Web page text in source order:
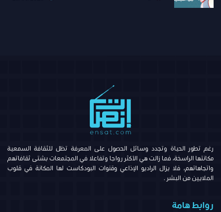
رغم تطور الحياة وتجدد وسائل الحصول على المعرفة تظل للثقافة السمعية
مكانتها الراسخة، فما زالت هي الأكثر رواجا وتفاعلا في المجتمعات بشتى ثقافاتهم
واتجاهاتهم، فلا يزال الراديو الإذاعي وقنوات البودكاست لها المكانة في قلوب
الملايين من البشر .
روابط هامة